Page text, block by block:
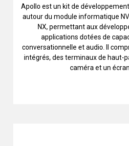
Apollo est un kit de
autour du module informatique
NX, permettant aux
applications dotées de
conversationnelle et audio. Il
intégrés, des terminaux de haut-
caméra et un écran